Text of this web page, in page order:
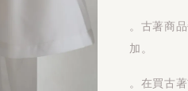
。古著商
加。
。在買古